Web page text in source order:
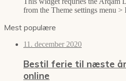
from the Theme settings menu >
Mest populære
11. december 2020
Bestil ferie til næste
online